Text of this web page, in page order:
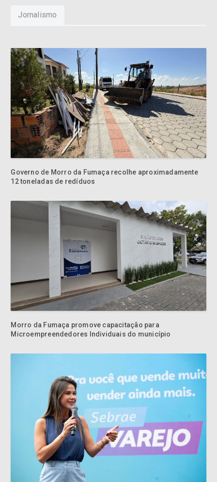
Jornalismo
Governo de Morro da Fumaça recolhe aproximadamente
12 toneladas de redíduos
Morro da Fumaça promove capacitação para
Microempreendedores Individuais do município